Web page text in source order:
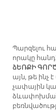
Պարզելու
որակը
ձԵՌՔԻ
այն, թե
չափային
ձևափոխման